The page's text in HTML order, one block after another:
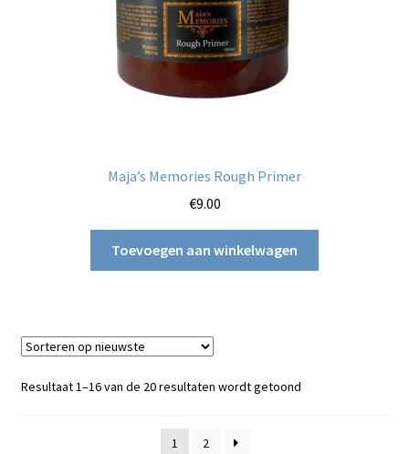
Maja’s Memories Rough Primer
€9.00
Toevoegen aan winkelwagen
Resultaat 1–16 van de 20 resultaten wordt getoondGesorteerd
1
2